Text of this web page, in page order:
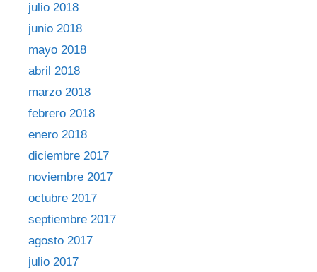
julio 2018
junio 2018
mayo 2018
abril 2018
marzo 2018
febrero 2018
enero 2018
diciembre 2017
noviembre 2017
octubre 2017
septiembre 2017
agosto 2017
julio 2017